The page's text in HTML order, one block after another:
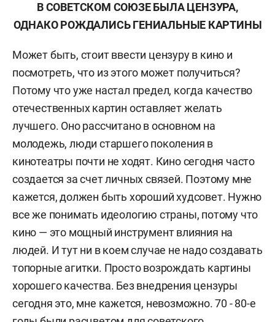
В СОВЕТСКОМ СОЮЗЕ БЫЛА ЦЕНЗУРА,
ОДНАКО РОЖДАЛИСЬ ГЕНИАЛЬНЫЕ КАРТИНЫ
Может быть, стоит ввести цензуру в кино и
посмотреть, что из этого может получиться?
Потому что уже настал предел, когда качество
отечественных картин оставляет желать
лучшего. Оно рассчитано в основном на
молодежь, люди старшего поколения в
кинотеатры почти не ходят. Кино сегодня часто
создается за счет личных связей. Поэтому мне
кажется, должен быть хороший худсовет. Нужно
все же понимать идеологию страны, потому что
кино — это мощный инструмент влияния на
людей. И тут ни в коем случае не надо создавать
топорные агитки. Просто возрождать картины
хорошего качества. Без внедрения цензуры
сегодня это, мне кажется, невозможно. 70 - 80-е